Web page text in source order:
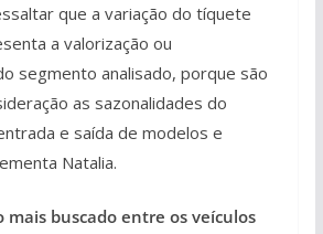
que a variação do tíquete
a valorização ou
segmento analisado, porque são
as sazonalidades do
e saída de modelos e
Natalia.
mais buscado entre os veículos